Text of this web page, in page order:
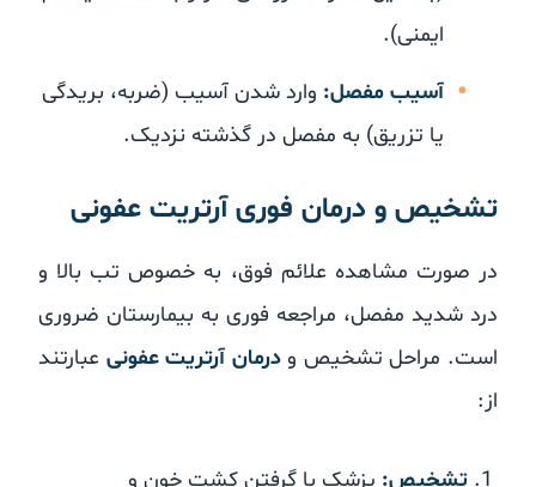
ایمنی).
آسیب مفصل:وارد شدن آسیب (ضربه، بریدگی
یا تزریق) به مفصل در گذشته نزدیک.
تشخیص و درمان فوری آرتریت عفونی
در صورت مشاهده علائم فوق، به خصوص تب بالا و
درد شدید مفصل، مراجعه فوری به بیمارستان ضروری
است. مراحل تشخیص ودرمان آرتریت عفونیعبارتند
تشخیص:پزشک با گرفتن کشت خون و